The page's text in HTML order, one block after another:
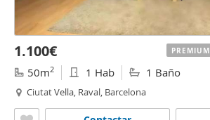
1.100€
50m2 1 Hab 1 Baño
Ciutat Vella, Raval, Barcelona
PREMIUM